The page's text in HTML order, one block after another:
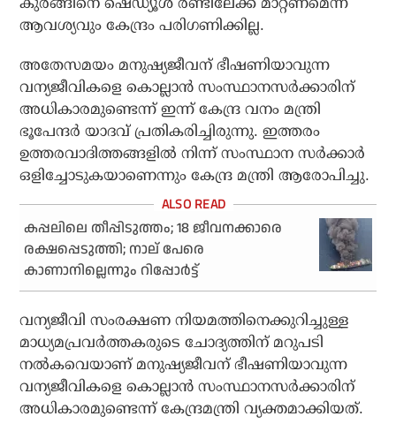
ആവശ്യവും കേന്ദ്രം പരിഗണിക്കില്ല.
അതേസമയം മനുഷ്യജീവന് ഭീഷണിയാവുന്ന
വന്യജീവികളെ കൊല്ലാന്‍ സംസ്ഥാനസര്‍ക്കാരിന്
അധികാരമുണ്ടെന്ന് ഇന്ന് കേന്ദ്ര വനം മന്ത്രി
ഭൂപേന്ദര്‍ യാദവ് പ്രതികരിച്ചിരുന്നു. ഇത്തരം
ഉത്തരവാദിത്തങ്ങളില്‍ നിന്ന് സംസ്ഥാന സര്‍ക്കാര്‍
ഒളിച്ചോടുകയാണെന്നും കേന്ദ്ര മന്ത്രി ആരോപിച്ചു.
കപ്പലിലെ തീപ്പിടുത്തം; 18 ജീവനക്കാരെ
രക്ഷപ്പെടുത്തി; നാല് പേരെ
കാണാനില്ലെന്നും റിപ്പോര്‍ട്ട്
വന്യജീവി സംരക്ഷണ നിയമത്തിനെക്കുറിച്ചുള്ള
മാധ്യമപ്രവര്‍ത്തകരുടെ ചോദ്യത്തിന് മറുപടി
നല്‍കവെയാണ് മനുഷ്യജീവന് ഭീഷണിയാവുന്ന
വന്യജീവികളെ കൊല്ലാന്‍ സംസ്ഥാനസര്‍ക്കാരിന്
അധികാരമുണ്ടെന്ന് കേന്ദ്രമന്ത്രി വ്യക്തമാക്കിയത്.